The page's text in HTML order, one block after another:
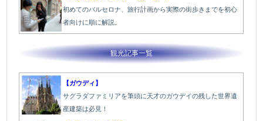
初めてのバルセロナ、旅行計画から実際の街歩きまでを初心
者向けに順に解説。
観光記事一覧
【ガウディ】
サグラダファミリアを筆頭に天才のガウデイの残した世界遺
産建築は必見！